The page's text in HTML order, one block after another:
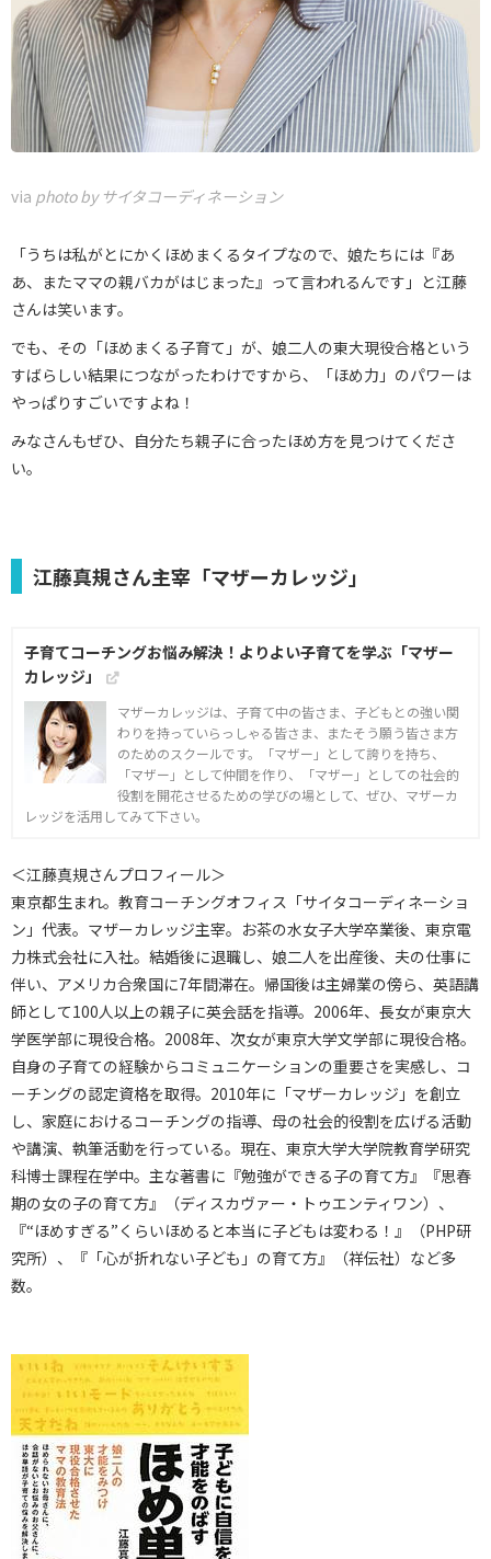
via photo by サイタコーディネーション
「うちは私がとにかくほめまくるタイプなので、娘たちには『あ
あ、またママの親バカがはじまった』って言われるんです」と江藤
さんは笑います。
でも、その「ほめまくる子育て」が、娘二人の東大現役合格という
すばらしい結果につながったわけですから、「ほめ力」のパワーは
やっぱりすごいですよね！
みなさんもぜひ、自分たち親子に合ったほめ方を見つけてくださ
い。
江藤真規さん主宰「マザーカレッジ」
子育てコーチングお悩み解決！よりよい子育てを学ぶ「マザー
カレッジ」
マザーカレッジは、子育て中の皆さま、子どもとの強い関
わりを持っていらっしゃる皆さま、またそう願う皆さま方
のためのスクールです。「マザー」として誇りを持ち、
「マザー」として仲間を作り、「マザー」としての社会的
役割を開花させるための学びの場として、ぜひ、マザーカ
レッジを活用してみて下さい。
＜江藤真規さんプロフィール＞
東京都生まれ。教育コーチングオフィス「サイタコーディネーショ
ン」代表。マザーカレッジ主宰。お茶の水女子大学卒業後、東京電
力株式会社に入社。結婚後に退職し、娘二人を出産後、夫の仕事に
伴い、アメリカ合衆国に7年間滞在。帰国後は主婦業の傍ら、英語講
師として100人以上の親子に英会話を指導。2006年、長女が東京大
学医学部に現役合格。2008年、次女が東京大学文学部に現役合格。
自身の子育ての経験からコミュニケーションの重要さを実感し、コ
ーチングの認定資格を取得。2010年に「マザーカレッジ」を創立
し、家庭におけるコーチングの指導、母の社会的役割を広げる活動
や講演、執筆活動を行っている。現在、東京大学大学院教育学研究
科博士課程在学中。主な著書に『勉強ができる子の育て方』『思春
期の女の子の育て方』（ディスカヴァー・トゥエンティワン）、
『“ほめすぎる”くらいほめると本当に子どもは変わる！』（PHP研
究所）、『「心が折れない子ども」の育て方』（祥伝社）など多
数。